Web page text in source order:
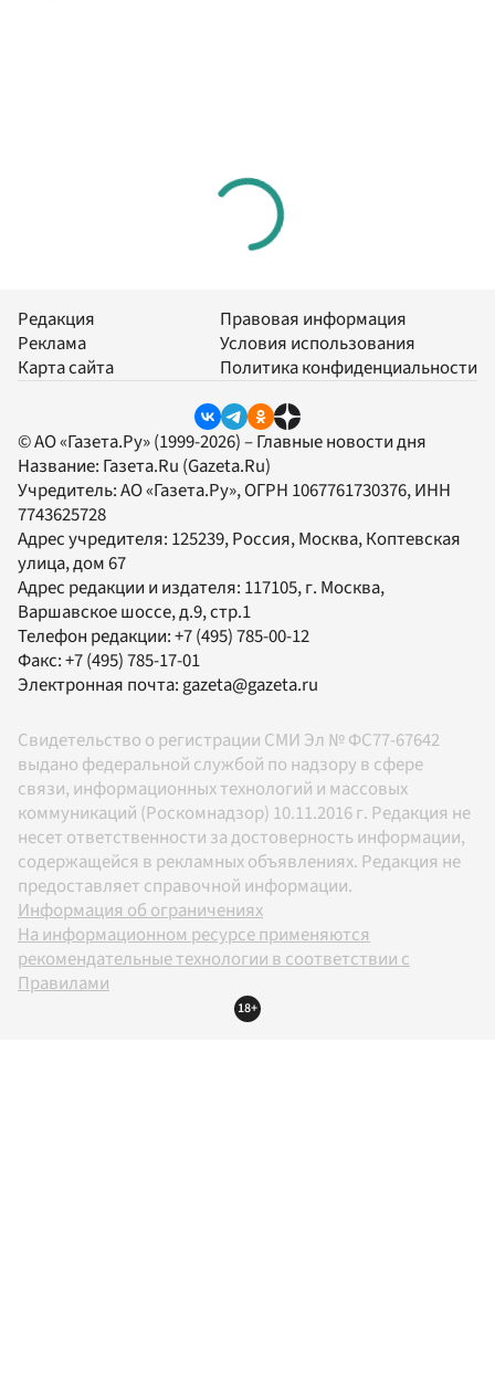
Редакция
Реклама
Карта сайта
Правовая информация
Условия использования
Политика конфиденциальности
© АО «Газета.Ру» (1999-2026) – Главные новости дня
Название: Газета.Ru (Gazeta.Ru)
Учредитель:АО «Газета.Ру», ОГРН 1067761730376, ИНН
7743625728
Адрес учредителя: 125239, Россия, Москва, Коптевская
улица, дом 67
Адрес редакции и издателя: 117105, г. Москва,
Варшавское шоссе, д.9, стр.1
Телефон редакции:+7 (495) 785-00-12
Факс:+7 (495) 785-17-01
Электронная почта: gazeta@gazeta.ru
Свидетельство о регистрации СМИ Эл № ФС77-67642
выдано федеральной службой по надзору в сфере
связи, информационных технологий и массовых
коммуникаций (Роскомнадзор) 10.11.2016 г. Редакция не
несет ответственности за достоверность информации,
содержащейся в рекламных объявлениях. Редакция не
предоставляет справочной информации.
Информация об ограничениях
На информационном ресурсе применяются
рекомендательные технологии в соответствии с
Правилами
18+